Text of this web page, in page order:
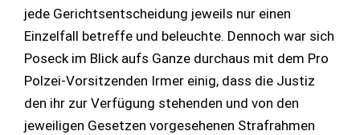
jede Gerichtsentscheidung jeweils nur einen
Einzelfall betreffe und beleuchte. Dennoch war sich
Poseck im Blick aufs Ganze durchaus mit dem Pro
Polzei-Vorsitzenden Irmer einig, dass die Justiz
den ihr zur Verfügung stehenden und von den
jeweiligen Gesetzen vorgesehenen Strafrahmen